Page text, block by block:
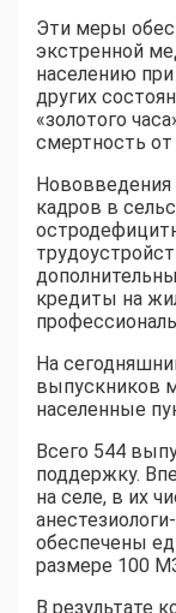
Эти меры
экстренной
населению при
других
«золотого
смертность от
кадров в
кредиты на
На
выпускников
населенные
Всего 544
поддержку.
на селе, в их
обеспечены
размере 100
В результате